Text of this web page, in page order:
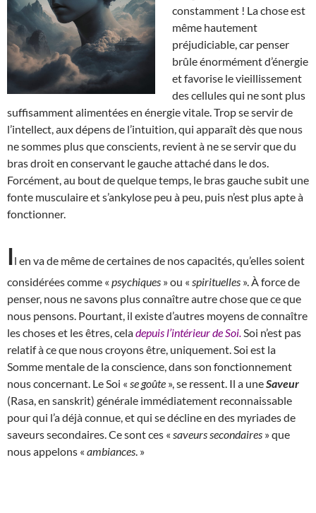
constamment ! La chose est
même hautement
préjudiciable, car penser
brûle énormément d’énergie
et favorise le vieillissement
des cellules qui ne sont plus
suffisamment alimentées en énergie vitale. Trop se servir de
l’intellect, aux dépens de l’intuition, qui apparaît dès que nous
ne sommes plus que conscients, revient à ne se servir que du
bras droit en conservant le gauche attaché dans le dos.
Forcément, au bout de quelque temps, le bras gauche subit une
fonte musculaire et s’ankylose peu à peu, puis n’est plus apte à
fonctionner.
Il en va de même de certaines de nos capacités, qu’elles soient
considérées comme « psychiques » ou « spirituelles ». À force de
penser, nous ne savons plus connaître autre chose que ce que
nous pensons. Pourtant, il existe d’autres moyens de connaître
les choses et les êtres, celadepuis l’intérieur de Soi. Soi n’est pas
relatif à ce que nous croyons être, uniquement. Soi est la
Somme mentale de la conscience, dans son fonctionnement
nous concernant. Le Soi « se goûte », se ressent. Il a uneSaveur
(Rasa, en sanskrit) générale immédiatement reconnaissable
pour qui l’a déjà connue, et qui se décline en des myriades de
saveurs secondaires. Ce sont ces « saveurs secondaires » que
nous appelons « ambiances . »